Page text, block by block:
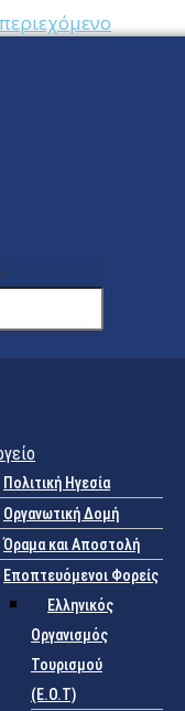
Πολιτική Ηγεσία
Οργανωτική Δομή
Όραμα και Αποστολή
Εποπτευόμενοι Φορείς
Eλληνικός
Οργανισμός
Τουρισμού
(Ε.Ο.Τ)